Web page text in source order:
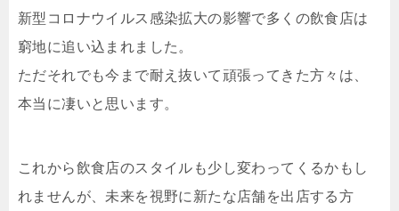
新型コロナウイルス感染拡大の影響で多くの飲食店は
窮地に追い込まれました。
ただそれでも今まで耐え抜いて頑張ってきた方々は、
本当に凄いと思います。
これから飲食店のスタイルも少し変わってくるかもし
れませんが、未来を視野に新たな店舗を出店する方